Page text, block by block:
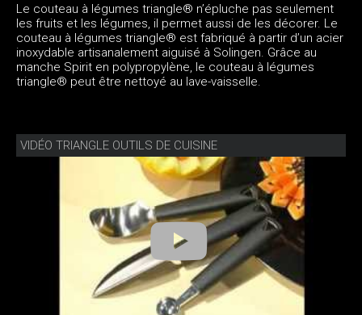
Le couteau à légumes triangle® n’épluche pas seulement
les fruits et les légumes, il permet aussi de les décorer. Le
couteau à légumes triangle® est fabriqué à partir d’un acier
inoxydable artisanalement aiguisé à Solingen. Grâce au
manche Spirit en polypropylène, le couteau à légumes
triangle® peut être nettoyé au lave-vaisselle.
VIDÉO TRIANGLE OUTILS DE CUISINE